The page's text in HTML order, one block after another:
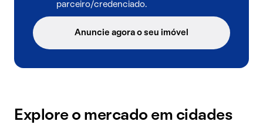
parceiro/credenciado.
Anuncie agora o seu imóvel
Explore o mercado em cidades